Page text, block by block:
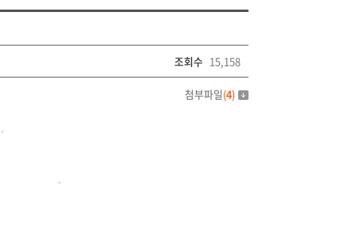
조회수 15,158
첨부파일(4)